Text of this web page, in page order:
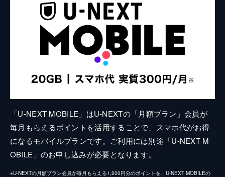
「U-NEXT MOBILE」はU-NEXTの「月額プラン」会員が
毎月もらえるポイントを活用することで、スマホ代がお得
になるモバイルプランです。ご利用には別途「U-NEXT M
OBILE」のお申し込みが必要となります。
※U-NEXTの月額プラン会員が毎月もらえる1,200円分のポイントを、U-NEXT MOBILEの